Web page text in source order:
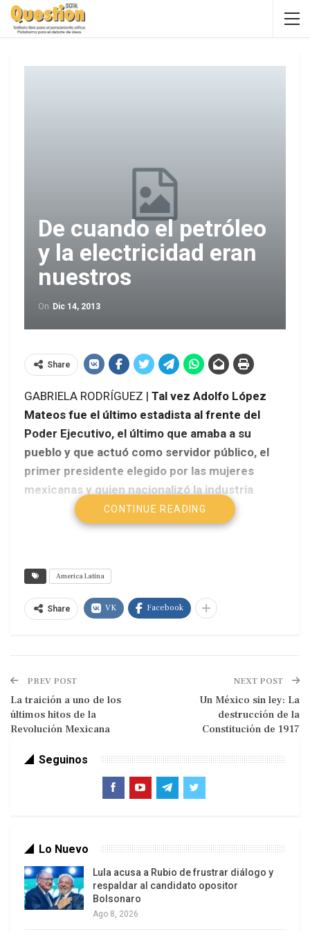
De cuando el petróleo
y la electricidad eran
nuestros
On Dic 14, 2013
Share
GABRIELA RODRÍGUEZ | Tal vez Adolfo López
Mateos fue el último estadista al frente del
Poder Eje­cutivo, el último que amaba a su
pueblo y que actuó como servidor público, el
primer presidente elegido por las mujeres
mexicanas y quien nacionalizó la industria
eléctrica. La nueva publicación escrita por un
descendiente directo de López Mateos y
en medio del sombrío momento que nos rodea
( Adolfo López Mateos, una nueva historia,
Editorial Planeta, México, 2013).
Quien gobernó México de 1958 a 1964 fue
heredero de un gran linaje liberal: sobrino nieto de
ideólogos de la Reforma, del último hijo de
Ignacio Ramírez, El Nigromante, de José María
CONTINUE READING
America Latina
Share VK Facebook
PREV POST
La traición a uno de los
últimos hitos de la
Revolución Mexicana
NEXT POST
Un México sin ley: La
destrucción de la
Constitución de 1917
Seguinos
Lo Nuevo
Lula acusa a Rubio de frustrar diálogo y
respaldar al candidato opositor
Bolsonaro
Ago 8, 2026